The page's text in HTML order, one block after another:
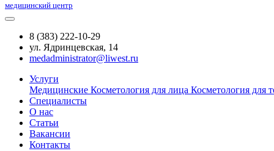
медицинский центр
8 (383) 222-10-29
ул. Ядринцевская, 14
medadministrator@liwest.ru
Услуги
Медицинские Косметология для лица Косметология для
Специалисты
О нас
Статьи
Вакансии
Контакты